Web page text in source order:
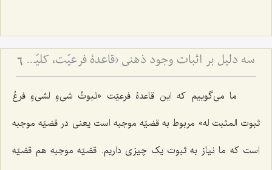
سه دلیل بر اثبات وجود ذهنی (قاعدۀ فرعیّت، کلیّت و صرف‌الحقیقة) - ردّ نظریّۀ اضافۀ متکلّمین با توسّل به ادلّۀ سه‌گانه 6
ما می‌گوییم که این قاعدۀ فرعیّت «ثبوتُ شیءٍ لشیءٍ فرعُ
ثبوت المثبت له» مربوط به قضیّه موجبه است یعنی در قضیّه موجبه
است که ما نیاز به ثبوت یک چیزی داریم. قضیّه موجبه هم قضیّه